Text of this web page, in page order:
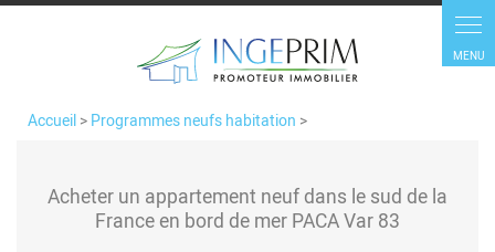
Accueil > Programmes neufs habitation >
Acheter un appartement neuf dans le sud de la
France en bord de mer PACA Var 83